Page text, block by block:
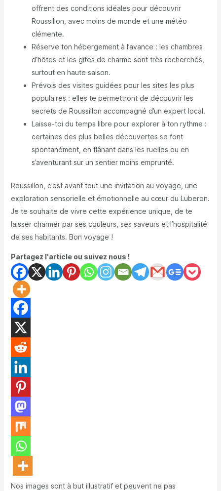
offrent des conditions idéales pour découvrir
Roussillon, avec moins de monde et une météo
clémente.
Réserve ton hébergement à l’avance : les chambres
d’hôtes et les gîtes de charme sont très recherchés,
surtout en haute saison.
Prévois des visites guidées pour les sites les plus
populaires : elles te permettront de découvrir les
secrets de Roussillon accompagné d’un expert local.
Laisse-toi du temps libre pour explorer à ton rythme :
certaines des plus belles découvertes se font
spontanément, en flânant dans les ruelles ou en
s’aventurant sur un sentier moins emprunté.
Roussillon, c’est avant tout une invitation au voyage, une
exploration sensorielle et émotionnelle au cœur du Luberon.
Je te souhaite de vivre cette expérience unique, de te
laisser charmer par ses couleurs, ses saveurs et l’hospitalité
de ses habitants. Bon voyage !
Partagez l'article ou suivez nous !
Nos images sont à but illustratif et peuvent ne pas